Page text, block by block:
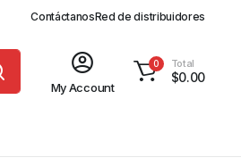
ContáctanosRed de distribuidores
My Account
0 Total
$0.00